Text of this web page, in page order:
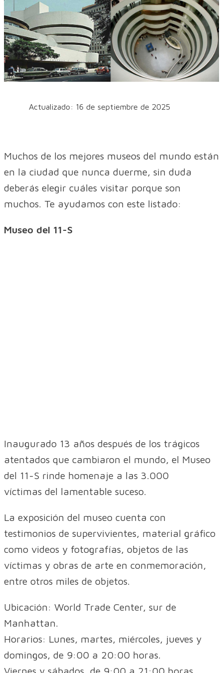
Actualizado: 16 de septiembre de 2025
Muchos de los mejores museos del mundo están
en la ciudad que nunca duerme, sin duda
deberás elegir cuáles visitar porque son
muchos. Te ayudamos con este listado:
Museo del 11-S
Inaugurado 13 años después de los trágicos
atentados que cambiaron el mundo, el Museo
del 11-S rinde homenaje a las 3.000
víctimas del lamentable suceso.
La exposición del museo cuenta con
testimonios de supervivientes, material gráfico
como videos y fotografías, objetos de las
víctimas y obras de arte en conmemoración,
entre otros miles de objetos.
Ubicación: World Trade Center, sur de
Manhattan.
Horarios: Lunes, martes, miércoles, jueves y
domingos, de 9:00 a 20:00 horas.